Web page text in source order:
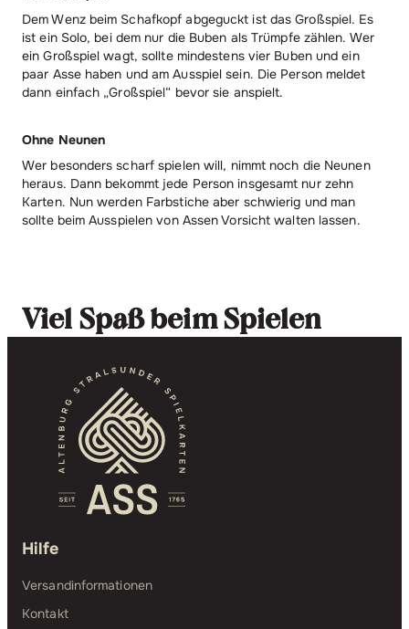
Dem Wenz beim Schafkopf abgeguckt ist das Großspiel. Es
ist ein Solo, bei dem nur die Buben als Trümpfe zählen. Wer
ein Großspiel wagt, sollte mindestens vier Buben und ein
paar Asse haben und am Ausspiel sein. Die Person meldet
dann einfach „Großspiel“ bevor sie anspielt.
Ohne Neunen
Wer besonders scharf spielen will, nimmt noch die Neunen
heraus. Dann bekommt jede Person insgesamt nur zehn
Karten. Nun werden Farbstiche aber schwierig und man
sollte beim Ausspielen von Assen Vorsicht walten lassen.
Viel Spaß beim Spielen
Hilfe
Versandinformationen
Kontakt